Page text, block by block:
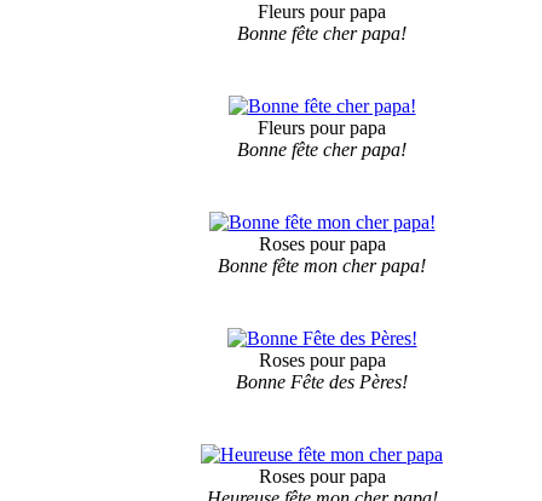
Fleurs pour papa
Bonne fête cher papa!
Fleurs pour papa
Bonne fête cher papa!
Roses pour papa
Bonne fête mon cher papa!
Roses pour papa
Bonne Fête des Pères!
Roses pour papa